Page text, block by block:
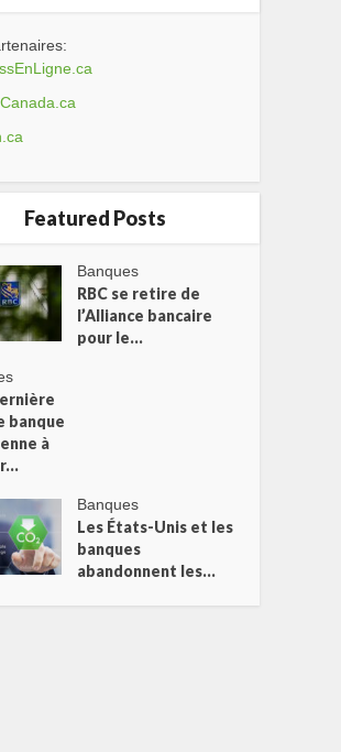
Featured Posts
Banques
RBC se retire de
l’Alliance bancaire
pour le...
banque
à
Banques
Les États-Unis et les
banques
abandonnent les...